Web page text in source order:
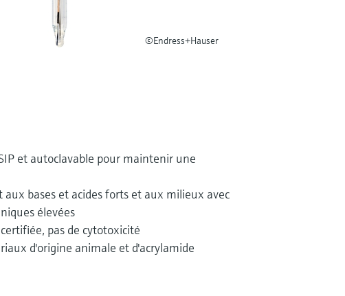
©Endress+Hauser
et autoclavable pour maintenir une
aux bases et acides forts et aux milieux avec
élevées
pas de cytotoxicité
d'origine animale et d'acrylamide